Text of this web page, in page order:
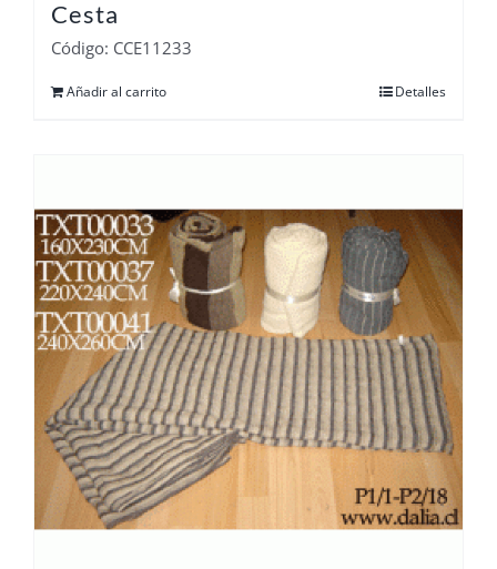
Cesta
Código: CCE11233
Añadir al carrito Detalles